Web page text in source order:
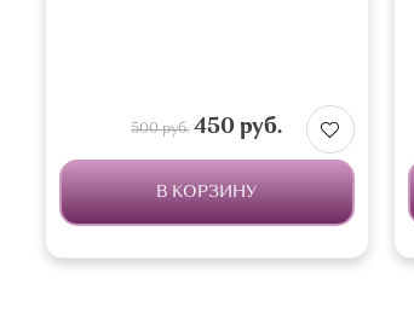
500 руб.450 руб.
В КОРЗИНУ